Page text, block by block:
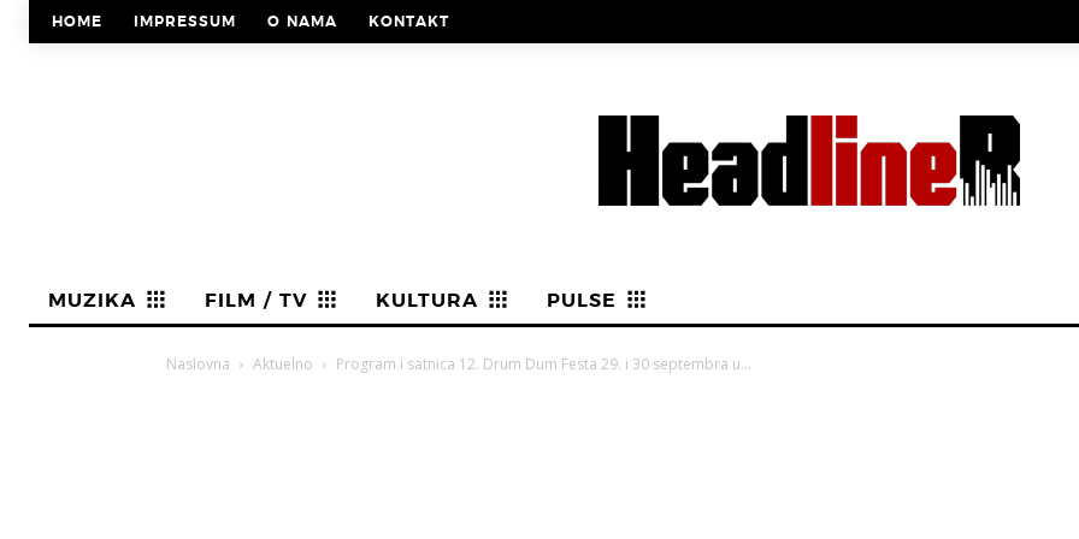
HOME IMPRESSUM O NAMA KONTAKT
MUZIKA FILM / TV KULTURA PULSE
Naslovna Aktuelno Program i satnica 12. Drum Dum Festa 29. i 30 septembra u...